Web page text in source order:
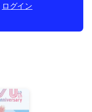
ログイン